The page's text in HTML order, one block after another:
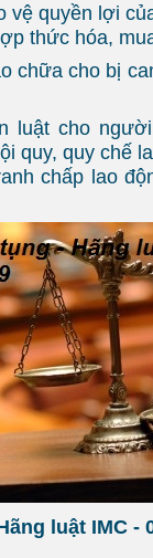
vệ quyền lợi
thức hóa,
chữa cho bị
luật cho
quy, quy chế
chấp lao
luật IMC -